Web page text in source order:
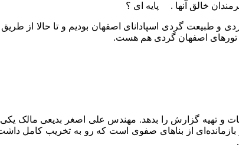
خالق آنها . پایه ای ؟
و طبیعت گردی اسپادانای اصفهان بودیم و تا حالا از
و تورهای اصفهان گردی هم هست.
و تهیه گزارش را بدهد. مهندس علی اصغر بدیعی مالک یکی
بازمانده‌ای از بناهای صفوی است که رو به تخریب